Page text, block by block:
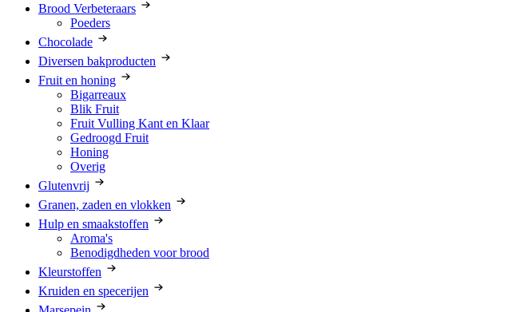
Brood Verbeteraars
Poeders
Chocolade
Diversen bakproducten
Fruit en honing
Bigarreaux
Blik Fruit
Fruit Vulling Kant en Klaar
Gedroogd Fruit
Honing
Overig
Glutenvrij
Granen, zaden en vlokken
Hulp en smaakstoffen
Aroma's
Benodigdheden voor brood
Kleurstoffen
Kruiden en specerijen